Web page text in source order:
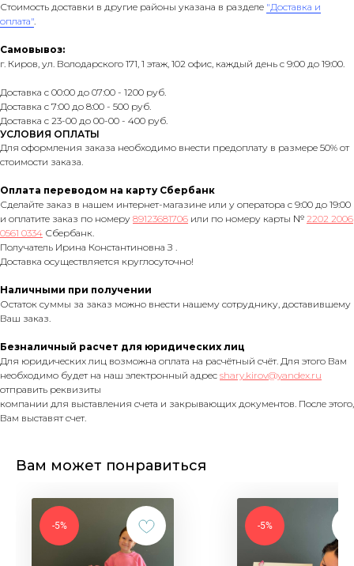
Стоимость доставки в другие районы указана в разделе "Доставка и
оплата".
Самовывоз:
г. Киров, ул. Володарского 171, 1 этаж, 102 офис, каждый день с 9:00 до 19:00.
Доставка с 00:00 до 07:00 - 1200 руб.
Доставка с 7:00 до 8:00 - 500 руб.
Доставка с 23-00 до 00-00 - 400 руб.
УСЛОВИЯ ОПЛАТЫ
Для оформления заказа необходимо внести предоплату в размере 50% от
стоимости заказа.
Оплата переводом на карту Сбербанк
Сделайте заказ в нашем интернет-магазине или у оператора с 9:00 до 19:00
и оплатите заказ по номеру 89123681706 или по номеру карты № 2202 2006
0561 0334 Сбербанк.
Получатель Ирина Константиновна З .
Доставка осуществляется круглосуточно!
Наличными при получении
Остаток суммы за заказ можно внести нашему сотруднику, доставившему
Ваш заказ.
Безналичный расчет для юридических лиц
Для юридических лиц возможна оплата на расчётный счёт. Для этого Вам
необходимо будет на наш электронный адрес shary.kirov@yandex.ru
отправить реквизиты
компании для выставления счета и закрывающих документов. После этого,
Вам выставят счет.
Вам может понравиться
-5% -5%